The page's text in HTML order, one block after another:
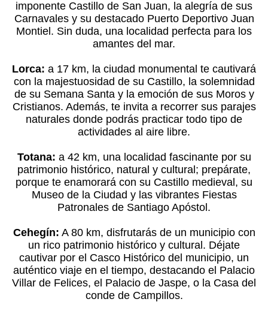
imponente Castillo de San Juan, la alegría de sus
Carnavales y su destacado Puerto Deportivo Juan
Montiel. Sin duda, una localidad perfecta para los
amantes del mar.
Lorca: a 17 km, la ciudad monumental te cautivará
con la majestuosidad de su Castillo, la solemnidad
de su Semana Santa y la emoción de sus Moros y
Cristianos. Además, te invita a recorrer sus parajes
naturales donde podrás practicar todo tipo de
actividades al aire libre.
Totana: a 42 km, una localidad fascinante por su
patrimonio histórico, natural y cultural; prepárate,
porque te enamorará con su Castillo medieval, su
Museo de la Ciudad y las vibrantes Fiestas
Patronales de Santiago Apóstol.
Cehegín: A 80 km, disfrutarás de un municipio con
un rico patrimonio histórico y cultural. Déjate
cautivar por el Casco Histórico del municipio, un
auténtico viaje en el tiempo, destacando el Palacio
Villar de Felices, el Palacio de Jaspe, o la Casa del
conde de Campillos.